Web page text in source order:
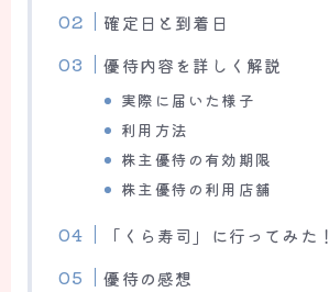
確定日と到着日
優待内容を詳しく解説
実際に届いた様子
利用方法
株主優待の有効期限
株主優待の利用店舗
「くら寿司」に行ってみた！
優待の感想